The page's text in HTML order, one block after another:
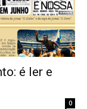
é ler e
0